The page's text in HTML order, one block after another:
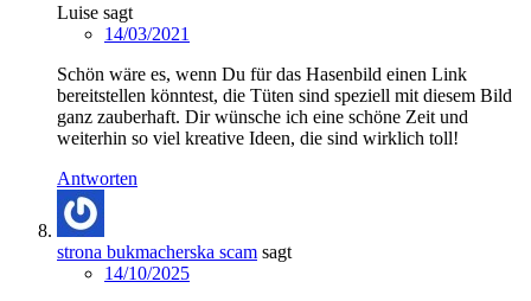
Luise sagt
14/03/2021
Schön wäre es, wenn Du für das Hasenbild einen Link
bereitstellen könntest, die Tüten sind speziell mit diesem Bild
ganz zauberhaft. Dir wünsche ich eine schöne Zeit und
weiterhin so viel kreative Ideen, die sind wirklich toll!
Antworten
strona bukmacherska scam sagt
14/10/2025